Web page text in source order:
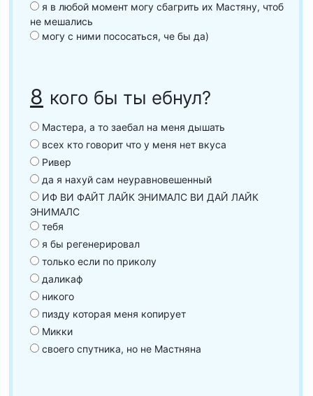
я в любой момент могу сбагрить их Мастяну, чтоб
не мешались
могу с ними пососаться, че бы да)
8 кого бы ты ебнул?
Мастера, а то заебал на меня дышать
всех кто говорит что у меня нет вкуса
Ривер
да я нахуй сам неуравновешенный
ИФ ВИ ФАЙТ ЛАЙК ЭНИМАЛС ВИ ДАЙ ЛАЙК
ЭНИМАЛС
тебя
я бы регенерировал
только если по приколу
даликаф
никого
пизду которая меня копирует
Микки
своего спутника, но не Мастняна